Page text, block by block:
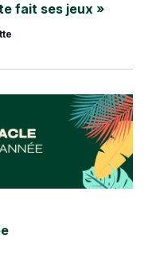
fait ses jeux »